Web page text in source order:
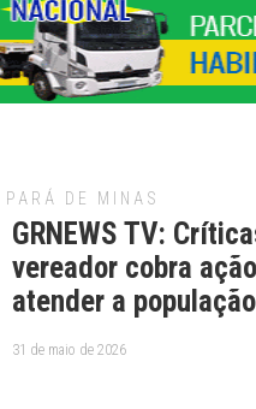
PARÁ DE MINAS
GRNEWS TV:
vereador cobra
atender a
31 de maio de 2026